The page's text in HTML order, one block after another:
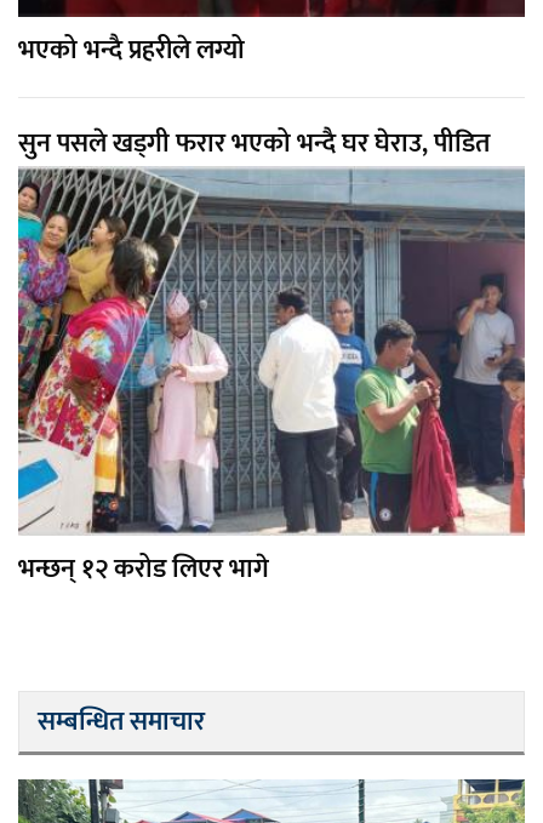
भएको भन्दै प्रहरीले लग्यो
सुन पसले खड्गी फरार भएको भन्दै घर घेराउ, पीडित
भन्छन् १२ करोड लिएर भागे
सम्बन्धित समाचार